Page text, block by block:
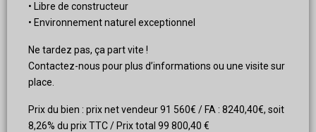
• Libre de constructeur
• Environnement naturel exceptionnel
Ne tardez pas, ça part vite !
Contactez-nous pour plus d’informations ou une visite sur
place.
Prix du bien : prix net vendeur 91 560€ / FA : 8240,40€, soit
8,26% du prix TTC / Prix total 99 800,40 €